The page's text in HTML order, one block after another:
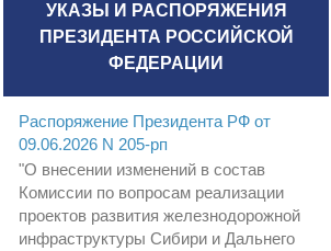
УКАЗЫ И РАСПОРЯЖЕНИЯ
ПРЕЗИДЕНТА РОССИЙСКОЙ
ФЕДЕРАЦИИ
Распоряжение Президента РФ от
09.06.2026 N 205-рп
"О внесении изменений в состав
Комиссии по вопросам реализации
проектов развития железнодорожной
инфраструктуры Сибири и Дальнего